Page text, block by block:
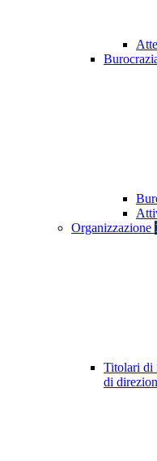
Organizzazione
Titolari di
di